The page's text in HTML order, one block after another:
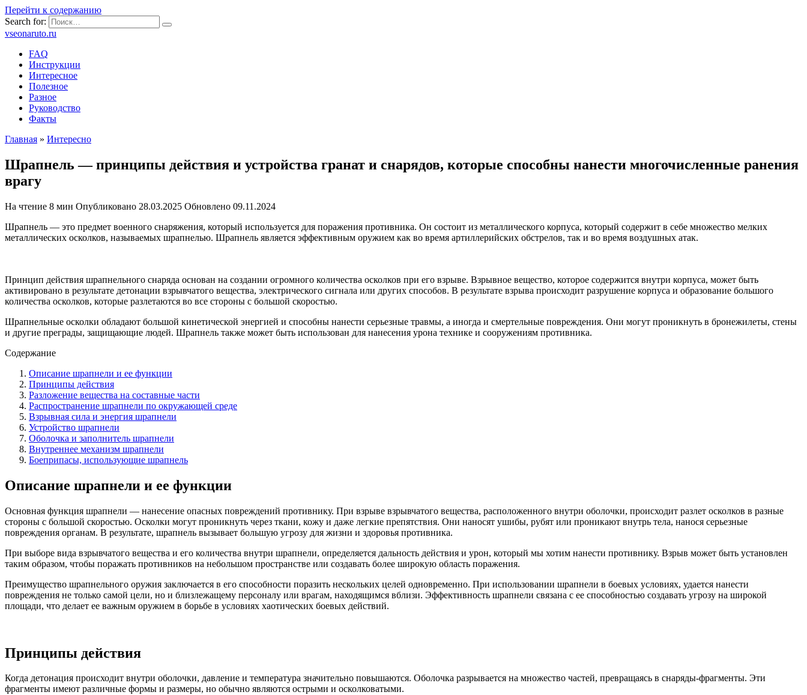
Перейти к содержанию
Search for:
vseonaruto.ru
FAQ
Инструкции
Интересное
Полезное
Разное
Руководство
Факты
Главная » Интересно
Шрапнель — принципы действия и устройства гранат и снарядов, которые способны нанести многочисленные ранения
врагу
На чтение 8 мин Опубликовано 28.03.2025 Обновлено 09.11.2024
Шрапнель — это предмет военного снаряжения, который используется для поражения противника. Он состоит из металлического корпуса, который содержит в себе множество мелких
металлических осколков, называемых шрапнелью. Шрапнель является эффективным оружием как во время артиллерийских обстрелов, так и во время воздушных атак.
Принцип действия шрапнельного снаряда основан на создании огромного количества осколков при его взрыве. Взрывное вещество, которое содержится внутри корпуса, может быть
активировано в результате детонации взрывчатого вещества, электрического сигнала или других способов. В результате взрыва происходит разрушение корпуса и образование большого
количества осколков, которые разлетаются во все стороны с большой скоростью.
Шрапнельные осколки обладают большой кинетической энергией и способны нанести серьезные травмы, а иногда и смертельные повреждения. Они могут проникнуть в бронежилеты, стены
и другие преграды, защищающие людей. Шрапнель также может быть использован для нанесения урона технике и сооружениям противника.
Содержание
Описание шрапнели и ее функции
Принципы действия
Разложение вещества на составные части
Распространение шрапнели по окружающей среде
Взрывная сила и энергия шрапнели
Устройство шрапнели
Оболочка и заполнитель шрапнели
Внутреннее механизм шрапнели
Боеприпасы, использующие шрапнель
Описание шрапнели и ее функции
Основная функция шрапнели — нанесение опасных повреждений противнику. При взрыве взрывчатого вещества, расположенного внутри оболочки, происходит разлет осколков в разные
стороны с большой скоростью. Осколки могут проникнуть через ткани, кожу и даже легкие препятствия. Они наносят ушибы, рубят или проникают внутрь тела, нанося серьезные
повреждения органам. В результате, шрапнель вызывает большую угрозу для жизни и здоровья противника.
При выборе вида взрывчатого вещества и его количества внутри шрапнели, определяется дальность действия и урон, который мы хотим нанести противнику. Взрыв может быть установлен
таким образом, чтобы поражать противников на небольшом пространстве или создавать более широкую область поражения.
Преимущество шрапнельного оружия заключается в его способности поразить нескольких целей одновременно. При использовании шрапнели в боевых условиях, удается нанести
повреждения не только самой цели, но и близлежащему персоналу или врагам, находящимся вблизи. Эффективность шрапнели связана с ее способностью создавать угрозу на широкой
площади, что делает ее важным оружием в борьбе в условиях хаотических боевых действий.
Принципы действия
Когда детонация происходит внутри оболочки, давление и температура значительно повышаются. Оболочка разрывается на множество частей, превращаясь в снаряды-фрагменты. Эти
фрагменты имеют различные формы и размеры, но обычно являются острыми и осколковатыми.